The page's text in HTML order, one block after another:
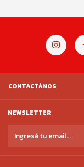
CONTACTÁNOS
NEWSLETTER